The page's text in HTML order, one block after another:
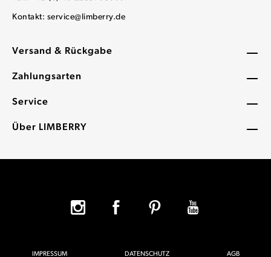
Versand & Rückgabe
Zahlungsarten
Service
Über LIMBERRY
Kontakt: service@limberry.de
IMPRESSUM DATENSCHUTZ AGB